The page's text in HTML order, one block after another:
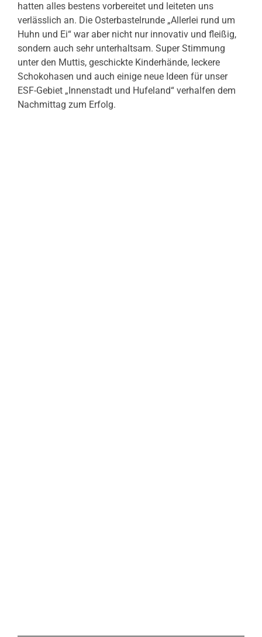
hatten alles bestens vorbereitet und leiteten uns
verlässlich an. Die Osterbastelrunde „Allerlei rund um
Huhn und Ei“ war aber nicht nur innovativ und fleißig,
sondern auch sehr unterhaltsam. Super Stimmung
unter den Muttis, geschickte Kinderhände, leckere
Schokohasen und auch einige neue Ideen für unser
ESF-Gebiet „Innenstadt und Hufeland“ verhalfen dem
Nachmittag zum Erfolg.